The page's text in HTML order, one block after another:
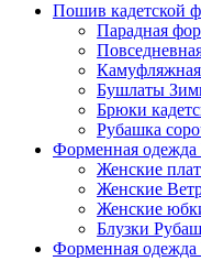
Пошив кадетской
Парадная
Камуфляжная
Бушлаты
Брюки
Рубашка
Форменная одежда
Женские
Женские
Женские
Блузки
Форменная